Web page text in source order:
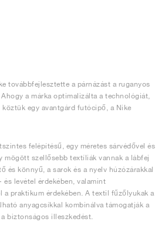
továbbfejlesztette a párnázást a ruganyos
a márka optimalizálta a technológiát,
egy avantgárd futócipő, a Nike
felépítésű, egy méretes sárvédővel és
mögött szellősebb textíliák vannak a lábfej
és könnyű, a sarok és a nyelv húzózárakkal
levétel érdekében, valamint
a praktikum érdekében. A textil fűzőlyukak a
anyagcsíkkal kombinálva támogatják a
biztonságos illeszkedést.